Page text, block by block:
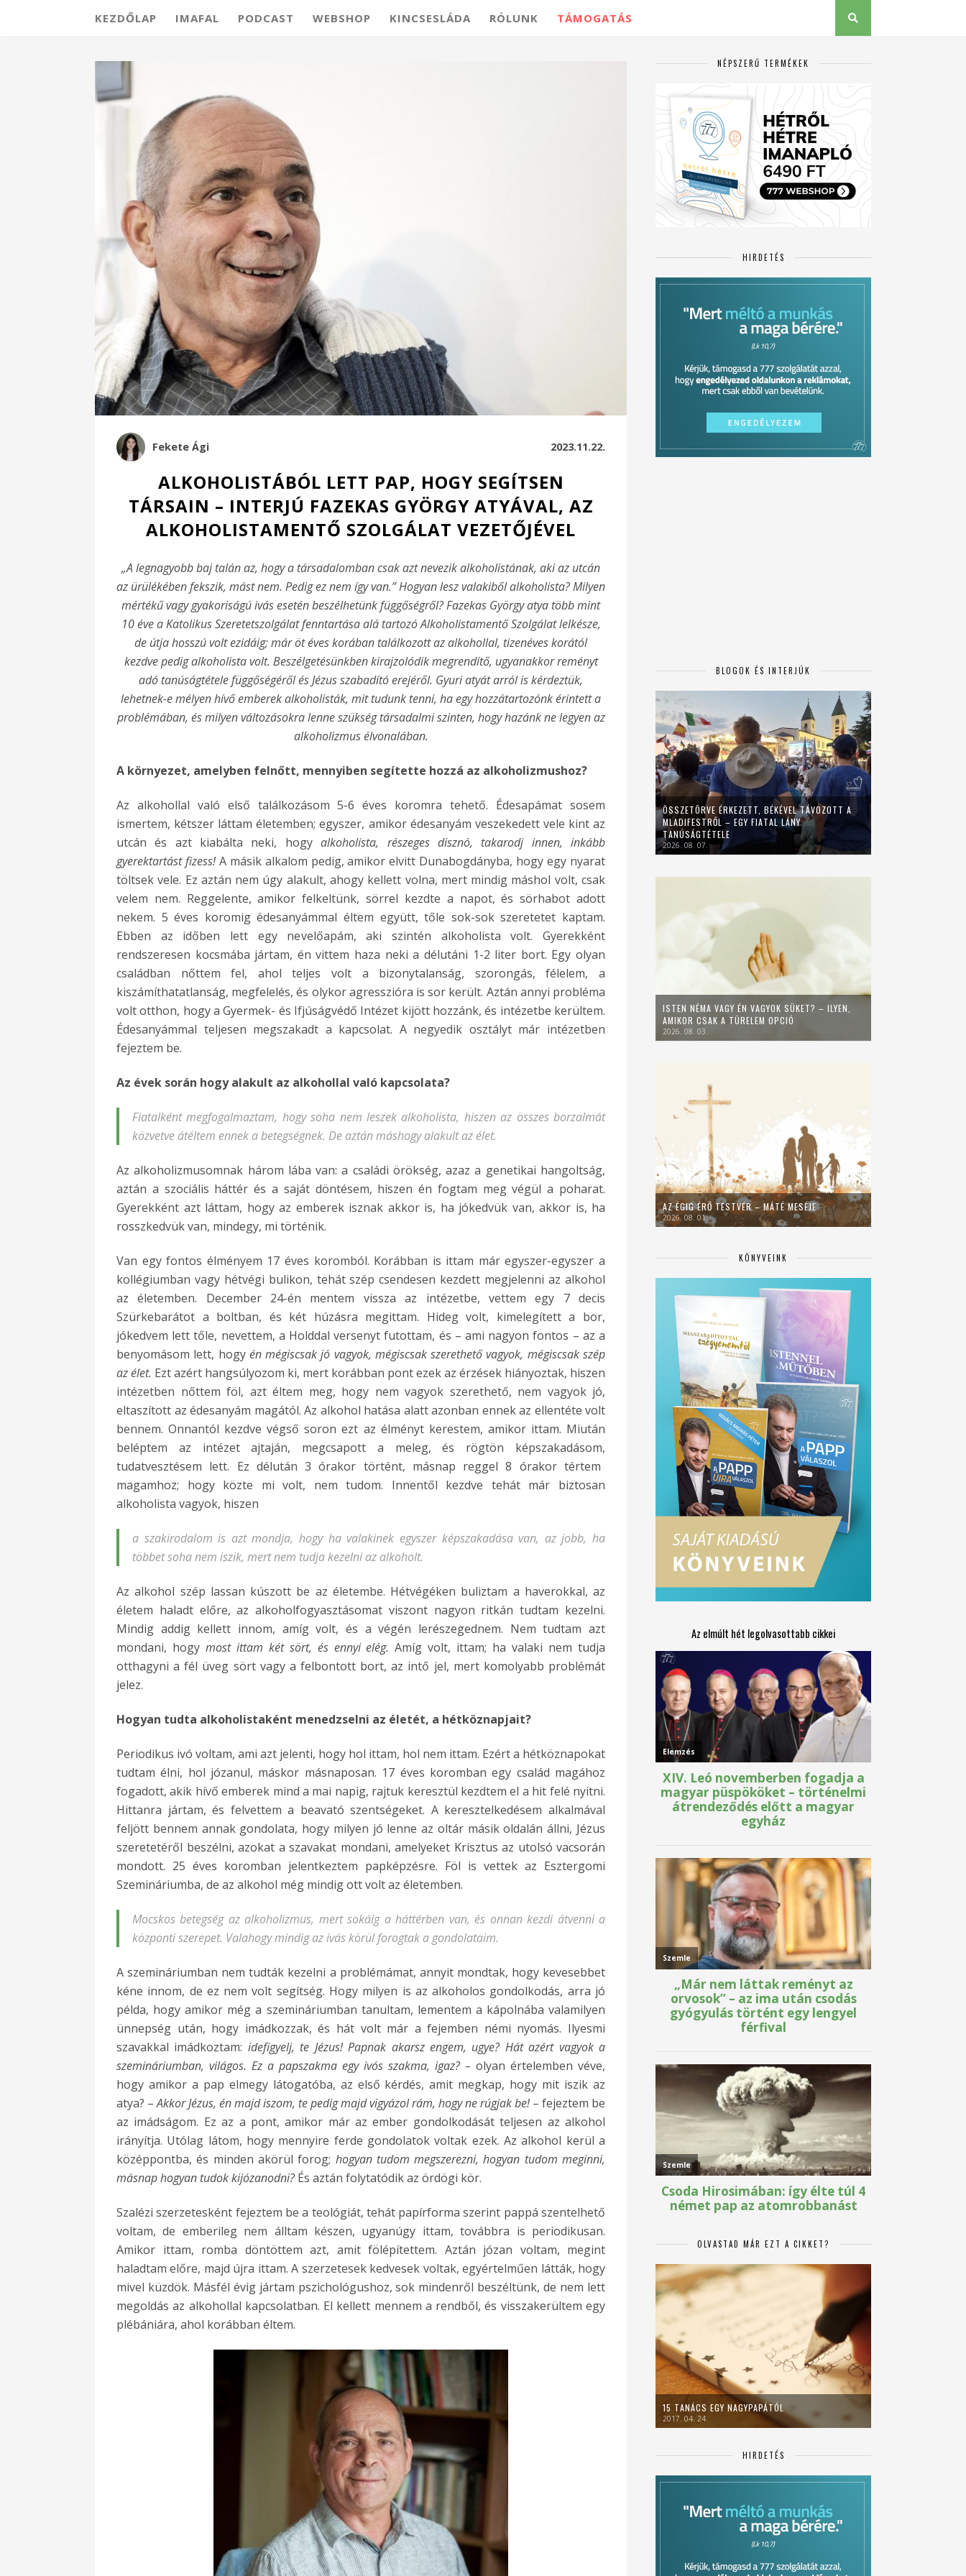
KEZDŐLAP IMAFAL PODCAST WEBSHOP KINCSESLÁDA RÓLUNK TÁMOGATÁS
Fekete Ági 2023.11.22.
ALKOHOLISTÁBÓL LETT PAP, HOGY SEGÍTSEN
TÁRSAIN – INTERJÚ FAZEKAS GYÖRGY ATYÁVAL, AZ
ALKOHOLISTAMENTŐ SZOLGÁLAT VEZETŐJÉVEL
„A legnagyobb baj talán az, hogy a társadalomban csak azt nevezik alkoholistának, aki az utcán
az ürülékében fekszik, mást nem. Pedig ez nem így van.” Hogyan lesz valakiből alkoholista? Milyen
mértékű vagy gyakoriságú ivás esetén beszélhetünk függőségről? Fazekas György atya több mint
10 éve a Katolikus Szeretetszolgálat fenntartása alá tartozó Alkoholistamentő Szolgálat lelkésze,
de útja hosszú volt ezidáig; már öt éves korában találkozott az alkohollal, tizenéves korától
kezdve pedig alkoholista volt. Beszélgetésünkben kirajzolódik megrendítő, ugyanakkor reményt
adó tanúságtétele függőségéről és Jézus szabadító erejéről. Gyuri atyát arról is kérdeztük,
lehetnek-e mélyen hívő emberek alkoholisták, mit tudunk tenni, ha egy hozzátartozónk érintett a
problémában, és milyen változásokra lenne szükség társadalmi szinten, hogy hazánkne legyen az
alkoholizmus élvonalában.
A környezet, amelyben felnőtt, mennyiben segítette hozzá az alkoholizmushoz?
Az alkohollal való első találkozásom 5-6 éves koromra tehető. Édesapámat sosem
ismertem, kétszer láttam életemben; egyszer, amikor édesanyám veszekedett vele kint az
utcán és azt kiabálta neki, hogyalkoholista, részeges disznó, takarodj innen, inkább
gyerektartást fizess!A másik alkalom pedig, amikor elvitt Dunabogdányba, hogy egy nyarat
töltsek vele. Ez aztán nem úgy alakult, ahogy kellett volna, mert mindig máshol volt, csak
velem nem. Reggelente, amikor felkeltünk, sörrel kezdte a napot, és sörhabot adott
nekem. 5 éves koromig édesanyámmal éltem együtt, tőle sok-sokszeretetet kaptam.
Ebben az időben lett egy nevelőapám, aki szintén alkoholista volt. Gyerekként
rendszeresen kocsmába jártam, én vittem haza neki a délutáni 1-2 liter bort. Egy olyan
családban nőttem fel, ahol teljes volt a bizonytalanság, szorongás, félelem, a
kiszámíthatatlanság, megfelelés, és olykor agresszióra is sor került. Aztán annyi probléma
volt otthon, hogy a Gyermek- és Ifjúságvédő Intézet kijött hozzánk, és intézetbe kerültem.
Édesanyámmal teljesen megszakadt a kapcsolat. A negyedik osztályt már intézetben
fejeztem be.
Az évek során hogy alakult az alkohollal való kapcsolata?
Fiatalként megfogalmaztam, hogy soha nem leszek alkoholista, hiszen az összes borzalmát
közvetve átéltem ennek a betegségnek. De aztán máshogy alakult az élet.
Az alkoholizmusomnak három lába van: a családi örökség, azaz a genetikai hangoltság,
aztán a szociális háttér és a saját döntésem, hiszen én fogtam meg végül a poharat.
Gyerekként azt láttam, hogy az emberek isznak akkor is, ha jókedvük van, akkor is, ha
rosszkedvük van, mindegy, mi történik.
Van egy fontos élményem 17 éves koromból. Korábban is ittam már egyszer-egyszer a
kollégiumban vagy hétvégi bulikon, tehát szép csendesen kezdett megjelenni az alkohol
az életemben. December 24-én mentem vissza az intézetbe, vettem egy 7 decis
Szürkebarátot a boltban, és két húzásra megittam. Hideg volt, kimelegített a bor,
jókedvem lett tőle, nevettem, a Holddal versenyt futottam, és – ami nagyon fontos – az a
benyomásom lett, hogy én mégiscsak jó vagyok, mégiscsak szerethető vagyok, mégiscsak szép
az élet. Ezt azért hangsúlyozom ki, mert korábban pont ezek az érzések hiányoztak, hiszen
intézetben nőttem föl, azt éltem meg, hogy nem vagyok szerethető, nem vagyok jó,
eltaszított az édesanyám magától. Az alkohol hatása alatt azonban ennek az ellentéte volt
bennem. Onnantól kezdve végső soron ezt az élményt kerestem, amikor ittam. Miután
beléptem az intézet ajtaján, megcsapott a meleg, és rögtön képszakadásom,
tudatvesztésem lett. Ez délután 3 órakor történt, másnap reggel 8 órakor tértem
magamhoz; hogy közte mi volt, nem tudom. Innentől kezdve tehát már biztosan
alkoholista vagyok, hiszen
a szakirodalom is azt mondja, hogy ha valakinek egyszer képszakadása van, az jobb, ha
többet soha nem iszik, mert nem tudja kezelni az alkoholt.
Az alkohol szép lassan kúszott be az életembe. Hétvégéken buliztam a haverokkal, az
életem haladt előre, az alkoholfogyasztásomat viszont nagyon ritkán tudtam kezelni.
Mindig addigkellett innom, amíg volt, és a végén lerészegednem. Nem tudtam azt
mondani, hogy most ittam két sört, és ennyi elég. Amíg volt, ittam; ha valaki nem tudja
otthagyni a fél üveg sört vagy a felbontott bort, az intő jel, mert komolyabb problémát
jelez.
Hogyan tudta alkoholistaként menedzselni az életét, a hétköznapjait?
Periodikus ivó voltam, ami azt jelenti, hogy hol ittam, hol nem ittam. Ezért a hétköznapokat
tudtam élni, hol józanul, máskor másnaposan. 17 éves koromban egy család magához
fogadott, akik hívő emberek mind a mai napig, rajtuk keresztül kezdtem el a hit felé nyitni.
Hittanra jártam, és felvettem a beavató szentségeket. A keresztelkedésem alkalmával
feljött bennem annak gondolata, hogy milyen jó lenne az oltár másik oldalán állni, Jézus
szeretetéről beszélni, azokat a szavakat mondani, amelyeket Krisztus az utolsó vacsorán
mondott. 25 éves koromban jelentkeztem papképzésre. Föl is vettek az Esztergomi
Szemináriumba, de az alkohol még mindig ott volt az életemben.
Mocskos betegség az alkoholizmus, mert sokáig a háttérben van, és onnan kezdi átvenni a
központi szerepet. Valahogy mindig az ivás körül forogtak a gondolataim.
A szemináriumban nem tudták kezelni a problémámat, annyit mondtak, hogy kevesebbet
kéne innom, de ez nem volt segítség. Hogy milyen is az alkoholos gondolkodás, arra jó
példa, hogy amikor még a szemináriumban tanultam, lementem a kápolnába valamilyen
ünnepség után, hogy imádkozzak, és hát volt már a fejemben némi nyomás. Ilyesmi
szavakkal imádkoztam: idefigyelj, te Jézus! Papnak akarsz engem, ugye? Hát azért vagyok a
szemináriumban, világos. Ez a papszakma egy ivós szakma, igaz? – olyan értelemben véve,
hogy amikor a pap elmegy látogatóba, az első kérdés, amit megkap, hogy mit iszik az
atya? –Akkor Jézus, én majd iszom, te pedig majd vigyázol rám, hogy ne rúgjak be!– fejeztem be
az imádságom. Ez az a pont, amikor már az ember gondolkodását teljesen az alkohol
irányítja. Utólag látom, hogy mennyire ferde gondolatok voltak ezek. Az alkohol kerül a
középpontba, és minden akörül forog; hogyan tudom megszerezni, hogyan tudom meginni,
másnap hogyan tudok kijózanodni?És aztán folytatódik az ördögi kör.
Szalézi szerzetesként fejeztem be a teológiát, tehát papírforma szerint pappá szentelhető
voltam, de emberileg nem álltam készen, ugyanúgy ittam, továbbra is periodikusan.
Amikor ittam, romba döntöttem azt, amit fölépítettem. Aztán józan voltam, megint
haladtam előre, majd újra ittam. A szerzetesek kedvesek voltak, egyértelműen látták, hogy
mivel küzdök. Másfél évig jártam pszichológushoz, sok mindenről beszéltünk, de nem lett
megoldás az alkohollal kapcsolatban. El kellett mennem a rendből, és visszakerültem egy
plébániára, ahol korábban éltem.
NÉPSZERŰ TERMÉKEK
HIRDETÉS
BLOGOK ÉS INTERJÚK
ÖSSZETÖRVE ÉRKEZETT, BÉKÉVEL TÁVOZOTT A
MLADIFESTRŐL – EGY FIATAL LÁNY
TANÚSÁGTÉTELE
2026. 08. 07.
ISTEN NÉMA VAGY ÉN VAGYOK SÜKET? – ILYEN,
AMIKOR CSAK A TÜRELEM OPCIÓ
2026. 08. 03.
AZ ÉGIG ÉRŐ TESTVÉR – MÁTÉ MESÉJE
2026. 08. 01.
KÖNYVEINK
Az elmúlt hét legolvasottabb cikkei
OLVASTAD MÁR EZT A CIKKET?
15 TANÁCS EGY NAGYPAPÁTÓL
2017. 04. 24.
HIRDETÉS